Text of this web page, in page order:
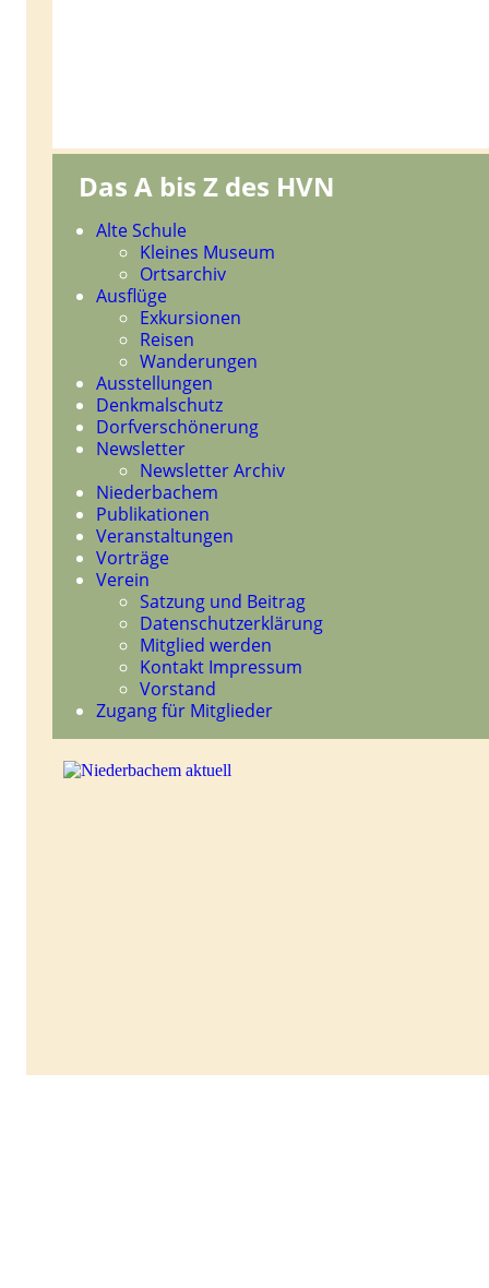
Das A bis Z des HVN
Navigation
überspringen
Alte Schule
Kleines Museum
Ortsarchiv
Ausflüge
Exkursionen
Reisen
Wanderungen
Ausstellungen
Denkmalschutz
Dorfverschönerung
Newsletter
Newsletter Archiv
Niederbachem
Publikationen
Veranstaltungen
Vorträge
Verein
Satzung und Beitrag
Datenschutzerklärung
Mitglied werden
Kontakt Impressum
Vorstand
Zugang für Mitglieder